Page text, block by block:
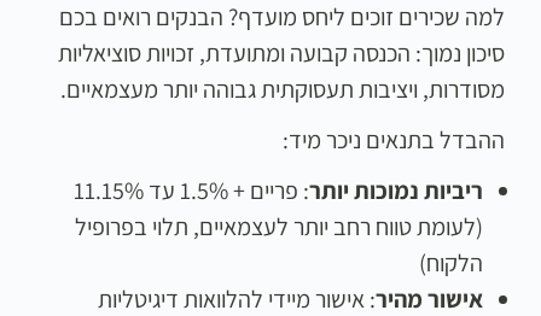
למה שכירים זוכים ליחס מועדף? הבנקים רואים בכם
סיכון נמוך: הכנסה קבועה ומתועדת, זכויות סוציאליות
מסודרות, ויציבות תעסוקתית גבוהה יותר מעצמאיים.
ההבדל בתנאים ניכר מיד:
ריביות נמוכות יותר
: פריים + 1.5% עד 11.15%
(לעומת טווח רחב יותר לעצמאיים, תלוי בפרופיל
הלקוח)
אישור מהיר: אישור מיידי להלוואות דיגיטליות